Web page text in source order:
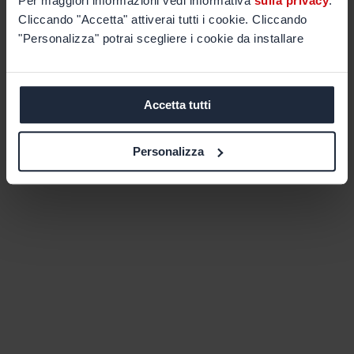
Cliccando "Accetta" attiverai tutti i cookie. Cliccando
"Personalizza" potrai scegliere i cookie da installare
Accetta tutti
Personalizza